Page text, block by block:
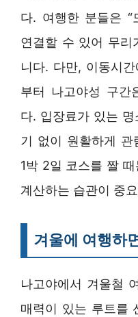
다. 여행한 분들은 “
연결할 수 있어 무리
니다. 다만, 이동시
부터 나고야성 구간
다. 입장료가 있는
기 없이 원활하게 관
1박 2일 코스를 짤
계산하는 습관이 중
겨울에 여행하
나고야에서 겨울철
매력이 있는 루트를